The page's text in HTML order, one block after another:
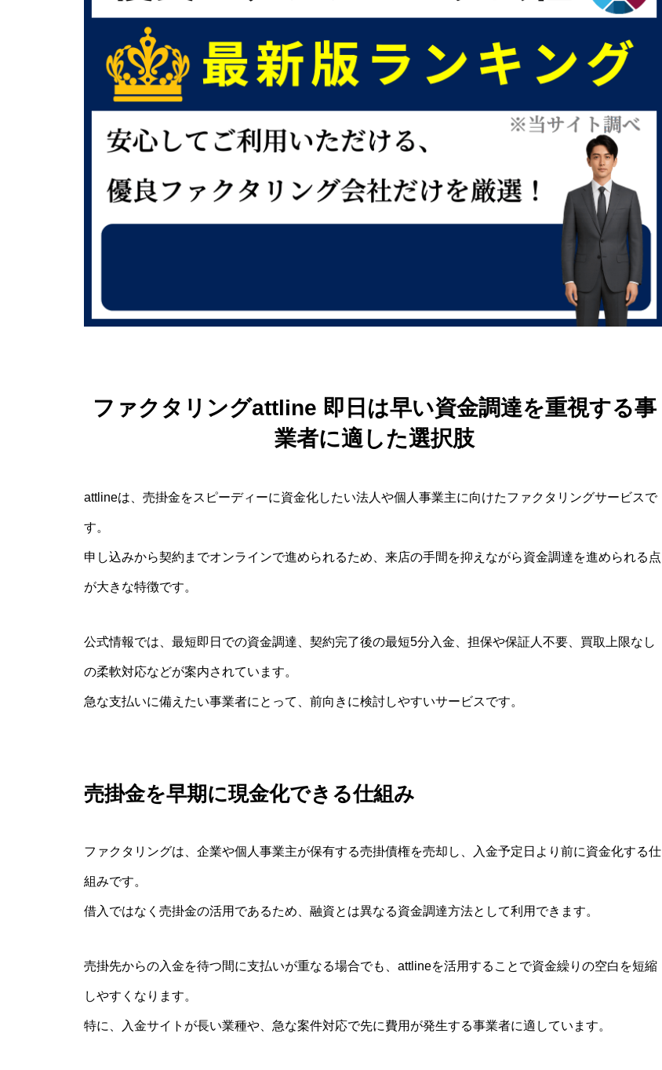
ファクタリングattline 即日は早い資金調達を重視する事
業者に適した選択肢
attlineは、売掛金をスピーディーに資金化したい法人や個人事業主に向けたファクタリングサービスで
す。
申し込みから契約までオンラインで進められるため、来店の手間を抑えながら資金調達を進められる点
が大きな特徴です。
公式情報では、最短即日での資金調達、契約完了後の最短5分入金、担保や保証人不要、買取上限なし
の柔軟対応などが案内されています。
急な支払いに備えたい事業者にとって、前向きに検討しやすいサービスです。
売掛金を早期に現金化できる仕組み
ファクタリングは、企業や個人事業主が保有する売掛債権を売却し、入金予定日より前に資金化する仕
組みです。
借入ではなく売掛金の活用であるため、融資とは異なる資金調達方法として利用できます。
売掛先からの入金を待つ間に支払いが重なる場合でも、attlineを活用することで資金繰りの空白を短縮
しやすくなります。
特に、入金サイトが長い業種や、急な案件対応で先に費用が発生する事業者に適しています。